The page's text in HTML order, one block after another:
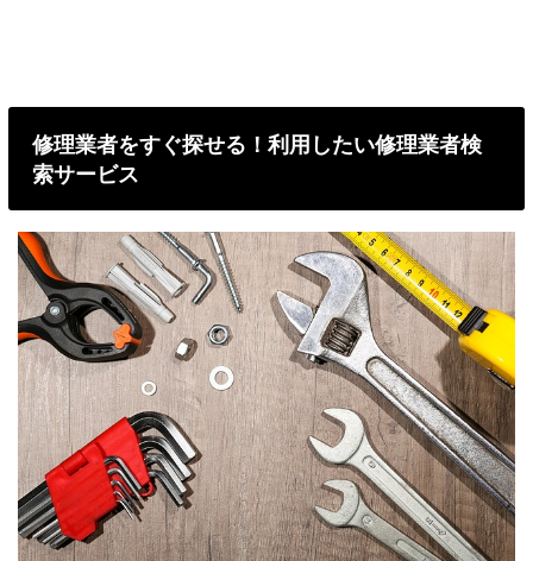
修理業者をすぐ探せる！利用したい修理業者検
索サービス